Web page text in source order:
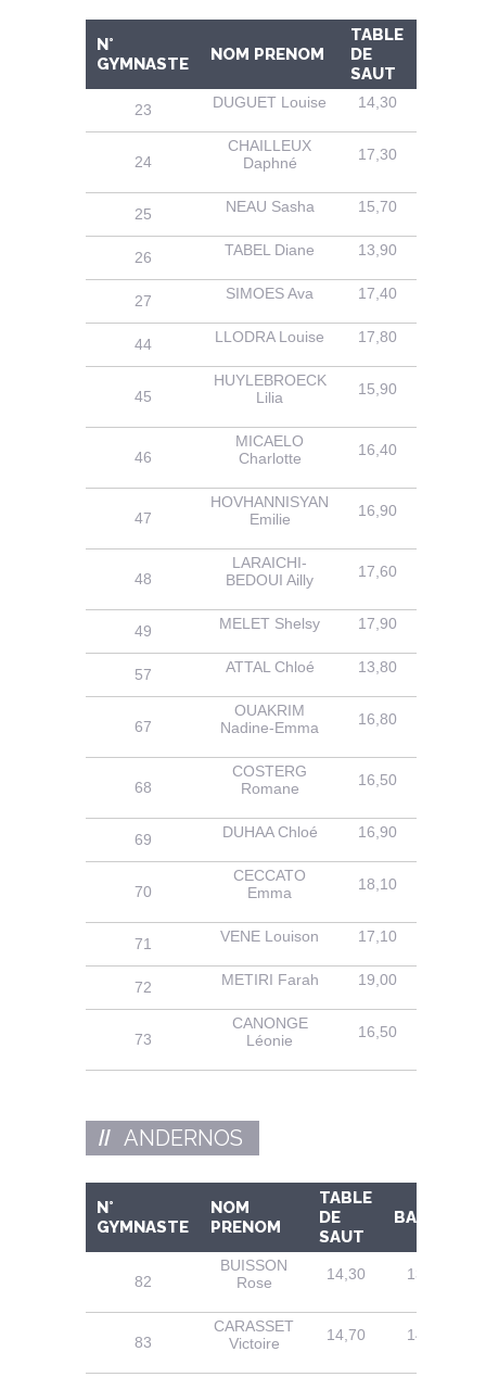
N°
GYMNASTE
NOM PRENOM
TABLE
DE
SAUT
23 DUGUET Louise 14,30
24
CHAILLEUX
Daphné
17,30
25 NEAU Sasha 15,70
26 TABEL Diane 13,90
27 SIMOES Ava 17,40
44 LLODRA Louise 17,80
45
HUYLEBROECK
Lilia
15,90
46
MICAELO
Charlotte
16,40
47
HOVHANNISYAN
Emilie
16,90
48
LARAICHI-
BEDOUI Ailly
17,60
49 MELET Shelsy 17,90
57 ATTAL Chloé 13,80
67
OUAKRIM
Nadine-Emma
16,80
68
COSTERG
Romane
16,50
69 DUHAA Chloé 16,90
70
CECCATO
Emma
18,10
71 VENE Louison 17,10
72 METIRI Farah 19,00
73
CANONGE
Léonie
16,50
ANDERNOS
N°
GYMNASTE
NOM
PRENOM
TABLE
DE
SAUT
BARRES
82
BUISSON
Rose
14,30 13,10
83
CARASSET
Victoire
14,70 14,60